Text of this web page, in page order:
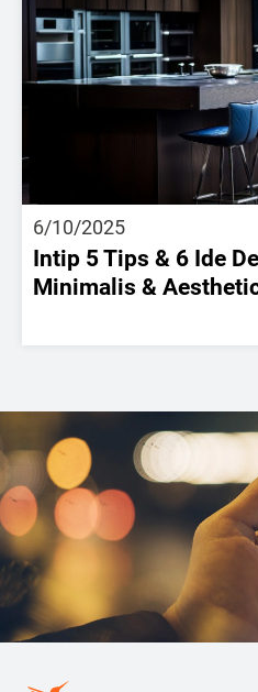
6/10/2025
Intip 5 Tips & 6 Ide
Minimalis &